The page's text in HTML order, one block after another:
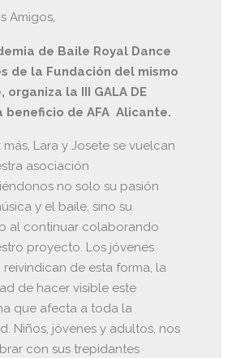
Amigos,
de Baile Royal Dance
de la Fundación del mismo
organiza la III GALA DE
beneficio de AFA Alicante.
más, Lara y Josete se vuelcan
asociación
no solo su pasión
y el baile, sino su
al continuar colaborando
proyecto. Los jóvenes
reivindican de esta forma, la
de hacer visible este
que afecta a toda la
Niños, jóvenes y adultos, nos
con sus trepidantes